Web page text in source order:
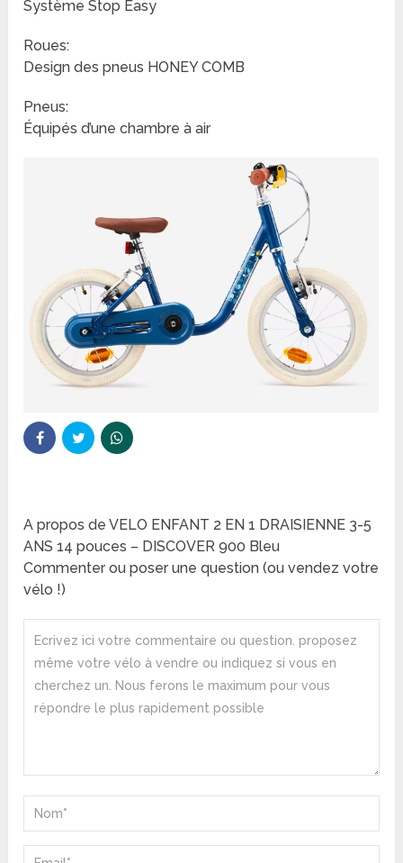
Système Stop Easy
Roues:
Design des pneus HONEY COMB
Pneus:
Équipés d’une chambre à air
A propos de VELO ENFANT 2 EN 1 DRAISIENNE 3-5
ANS 14 pouces – DISCOVER 900 Bleu
Commenter ou poser une question (ou vendez votre
vélo !)